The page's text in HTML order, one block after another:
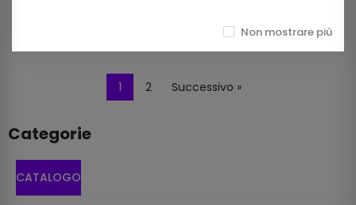
1 2 Successivo »
Categorie
CATALOGO
Non mostrare più